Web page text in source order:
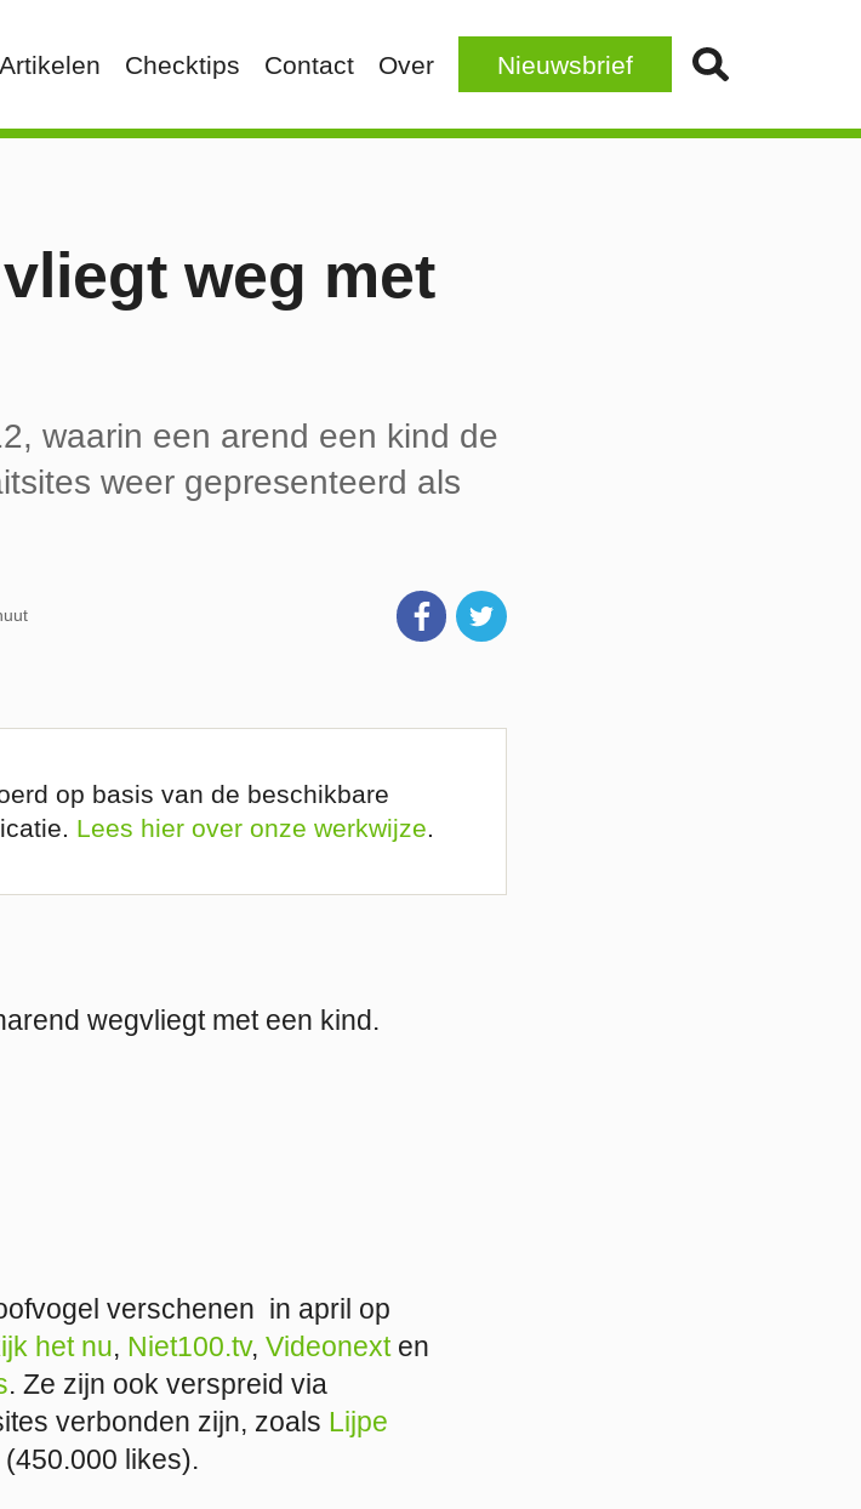
Artikelen Checktips Contact Over Nieuwsbrief
weg met
waarin een arend een kind de
weer gepresenteerd als
op basis van de beschikbare
Lees hier over onze werkwijze
wegvliegt met een kind.
verschenen in april op
het nu, Niet100.tv, Videonexten
. Ze zijn ook verspreid via
verbonden zijn, zoals Lijpe
(450.000 likes).